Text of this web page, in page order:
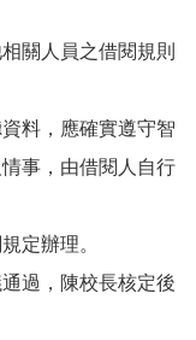
關人員之借閱規則
料，應確實遵守智
事，由借閱人自行
定辦理。
過，陳校長核定後